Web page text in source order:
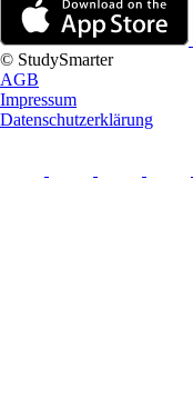
© StudySmarter
AGB
Impressum
Datenschutzerklärung